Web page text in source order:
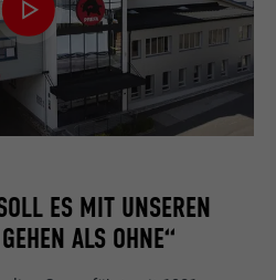
ES MIT UNSEREN
ALS OHNE“